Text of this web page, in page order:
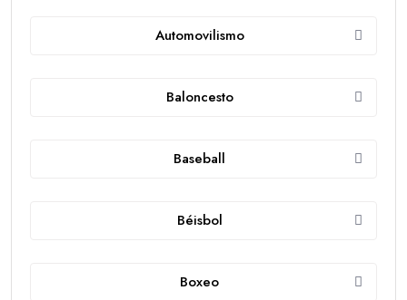
Automovilismo
Baloncesto
Baseball
Béisbol
Boxeo